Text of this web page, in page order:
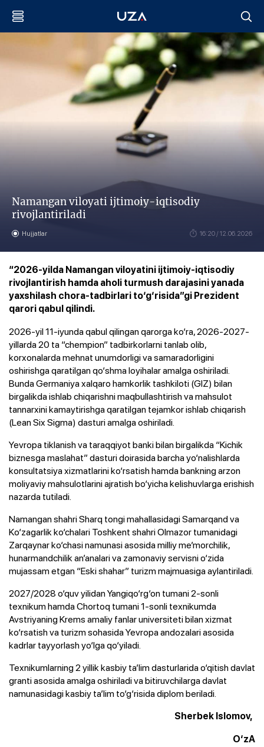
Namangan viloyati ijtimoiy-iqtisodiy
rivojlantiriladi
Hujjatlar 16:20 / 12.06.2026
“2026-yilda Namangan viloyatini ijtimoiy-iqtisodiy
rivojlantirish hamda aholi turmush darajasini yanada
yaxshilash chora-tadbirlari to‘g‘risida”gi Prezident
qarori qabul qilindi.
2026-yil 11-iyunda qabul qilingan qarorga ko‘ra, 2026-2027-
yillarda 20 ta “chempion” tadbirkorlarni tanlab olib,
korxonalarda mehnat unumdorligi va samaradorligini
oshirishga qaratilgan qo‘shma loyihalar amalga oshiriladi.
Bunda Germaniya xalqaro hamkorlik tashkiloti (GIZ) bilan
birgalikda ishlab chiqarishni maqbullashtirish va mahsulot
tannarxini kamaytirishga qaratilgan tejamkor ishlab chiqarish
(Lean Six Sigma) dasturi amalga oshiriladi.
Yevropa tiklanish va taraqqiyot banki bilan birgalikda “Kichik
biznesga maslahat” dasturi doirasida barcha yo‘nalishlarda
konsultatsiya xizmatlarini ko‘rsatish hamda bankning arzon
moliyaviy mahsulotlarini ajratish bo‘yicha kelishuvlarga erishish
nazarda tutiladi.
Namangan shahri Sharq tongi mahallasidagi Samarqand va
Ko‘zagarlik ko‘chalari Toshkent shahri Olmazor tumanidagi
Zarqaynar ko‘chasi namunasi asosida milliy me’morchilik,
hunarmandchilik an’analari va zamonaviy servisni o‘zida
mujassam etgan “Eski shahar” turizm majmuasiga aylantiriladi.
2027/2028 o‘quv yilidan Yangiqo‘rg‘on tumani 2-sonli
texnikum hamda Chortoq tumani 1-sonli texnikumda
Avstriyaning Krems amaliy fanlar universiteti bilan xizmat
ko‘rsatish va turizm sohasida Yevropa andozalari asosida
kadrlar tayyorlash yo‘lga qo‘yiladi.
Texnikumlarning 2 yillik kasbiy ta’lim dasturlarida o‘qitish davlat
granti asosida amalga oshiriladi va bitiruvchilarga davlat
namunasidagi kasbiy ta’lim to‘g‘risida diplom beriladi.
Sherbek Islomov,
O‘zA